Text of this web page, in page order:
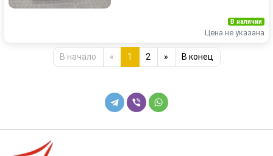
В наличии
Цена не указана
В начало « 1 2 » В конец